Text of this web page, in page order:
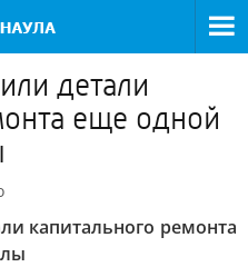
детали
еще одной
капитального ремонта